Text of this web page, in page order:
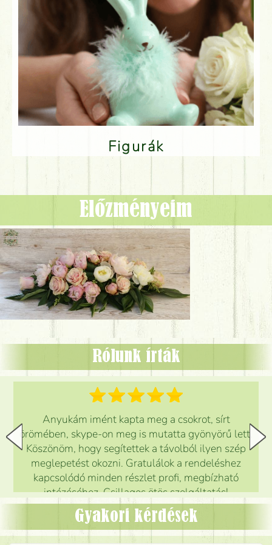
Figurák
Előzményeim
Rólunk írták
Anyukám imént kapta meg a csokrot, sírt
örömében, skype-on meg is mutatta gyönyörű lett.
Köszönöm, hogy segítettek a távolból ilyen szép
meglepetést okozni. Gratulálok a rendeléshez
kapcsolódó minden részlet profi, megbízható
intézéséhez. Csillagos ötös szolgáltatás!
Mónika
Gyakori kérdések